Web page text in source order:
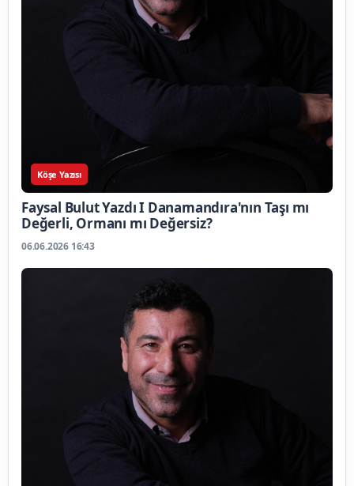
Köşe Yazısı
Faysal Bulut Yazdı I Danamandıra'nın Taşı mı
Değerli, Ormanı mı Değersiz?
06.06.2026 16:43